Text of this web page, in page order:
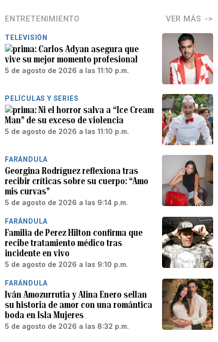
ENTRETENIMIENTO VER MÁS
TELEVISIÓN
Carlos Adyan asegura que
vive su mejor momento profesional
5 de agosto de 2026 a las 11:10 p.m.
PELÍCULAS Y SERIES
Ni el horror salva a “Ice Cream
Man” de su exceso de violencia
5 de agosto de 2026 a las 11:10 p.m.
FARÁNDULA
Georgina Rodríguez reflexiona tras
recibir críticas sobre su cuerpo: “Amo
mis curvas”
5 de agosto de 2026 a las 9:14 p.m.
FARÁNDULA
Familia de Perez Hilton confirma que
recibe tratamiento médico tras
incidente en vivo
5 de agosto de 2026 a las 9:10 p.m.
FARÁNDULA
Iván Amozurrutia y Alina Enero sellan
su historia de amor con una romántica
boda en Isla Mujeres
5 de agosto de 2026 a las 8:32 p.m.